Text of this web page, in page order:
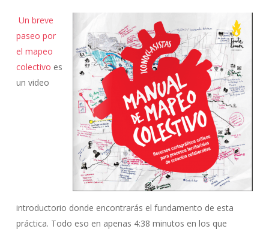
Un breve
paseo por
el mapeo
colectivo es
un video
introductorio donde encontrarás el fundamento de esta
práctica. Todo eso en apenas 4:38 minutos en los que